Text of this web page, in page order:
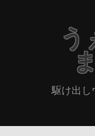
う
駆け出し